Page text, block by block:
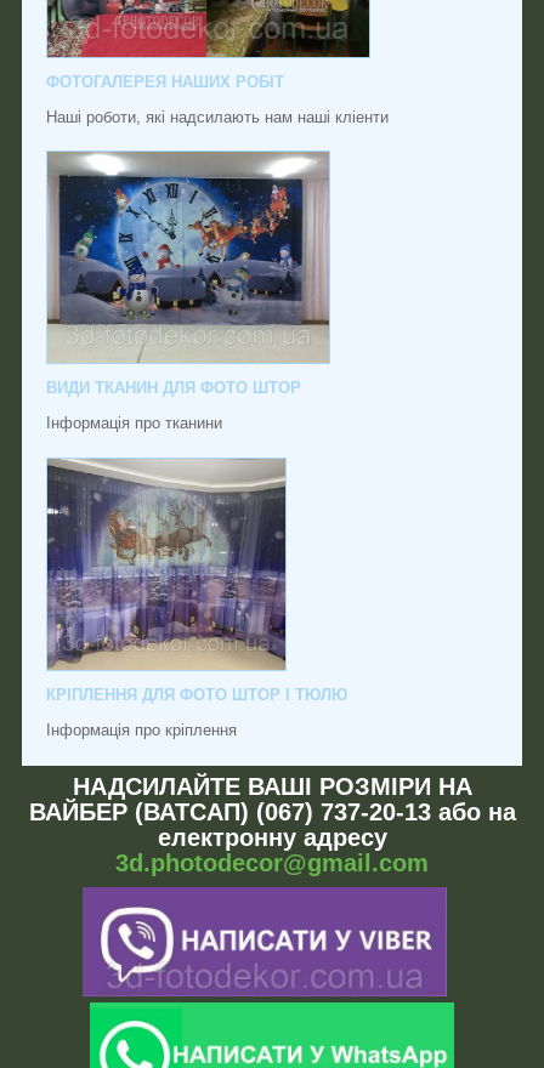
ФОТОГАЛЕРЕЯ НАШИХ РОБІТ
Наші роботи, які надсилають нам наші кліенти
ВИДИ ТКАНИН ДЛЯ ФОТО ШТОР
Інформація про тканини
КРІПЛЕННЯ ДЛЯ ФОТО ШТОР І ТЮЛЮ
Інформація про кріплення
НАДСИЛАЙТЕ ВАШІ РОЗМІРИ НА
ВАЙБЕР (ВАТСАП) (067) 737-20-13 або на
електронну адресу
3d.photodecor@gmail.com